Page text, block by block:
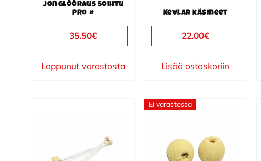
Jonglööraus Soihtu
Pro #
35.50€
Loppunut varastosta
Kevlar käsineet
22.00€
Lisää ostoskoriin
Ei varastossa